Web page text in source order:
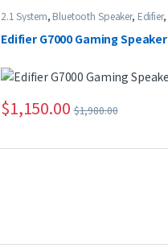
2.1 System, Bluetooth Speaker, Edifier,
USB Speaker 特價產品
Edifier G7000 Gaming Speaker
$1,150.00 $1,980.00